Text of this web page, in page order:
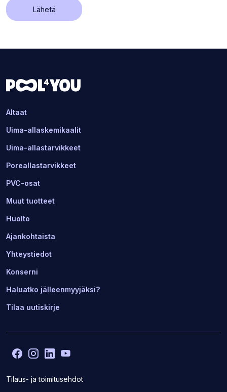
Lähetä
Altaat
Uima-allaskemikaalit
Uima-allastarvikkeet
Poreallastarvikkeet
PVC-osat
Muut tuotteet
Huolto
Ajankohtaista
Yhteystiedot
Konserni
Haluatko jälleenmyyjäksi?
Tilaa uutiskirje
Tilaus- ja toimitusehdot
Facebook
(Avaa
sivuston
uudelle
Instagram
(Avaa
sivuston
LinkedIn
(Avaa
sivustonsivuston